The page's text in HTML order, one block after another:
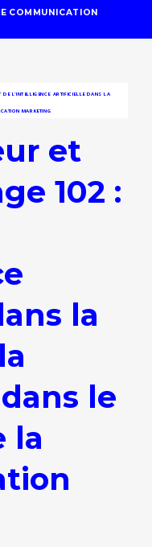
COMMUNICATION
L’INTELLIGENCE ARTIFICIELLE DANS LA
MARKETING
et
102 :
la
le
la